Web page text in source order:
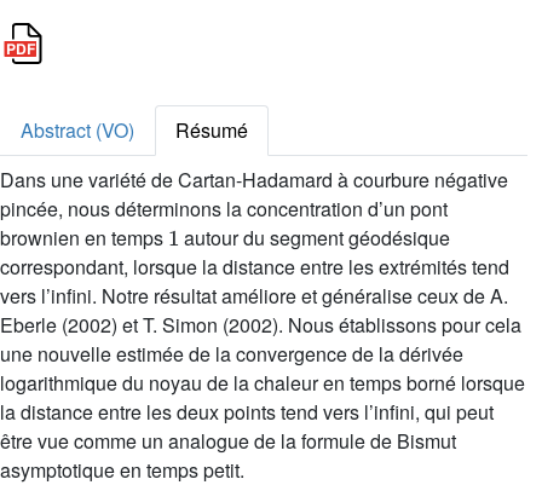
Abstract (VO)
Résumé
Dans une variété de Cartan-Hadamard à courbure négative
pincée, nous déterminons la concentration d’un pont
brownien en temps
1
autour du segment géodésique
correspondant, lorsque la distance entre les extrémités tend
vers l’infini. Notre résultat améliore et généralise ceux de A.
Eberle (2002) et T. Simon (2002). Nous établissons pour cela
une nouvelle estimée de la convergence de la dérivée
logarithmique du noyau de la chaleur en temps borné lorsque
la distance entre les deux points tend vers l’infini, qui peut
être vue comme un analogue de la formule de Bismut
asymptotique en temps petit.